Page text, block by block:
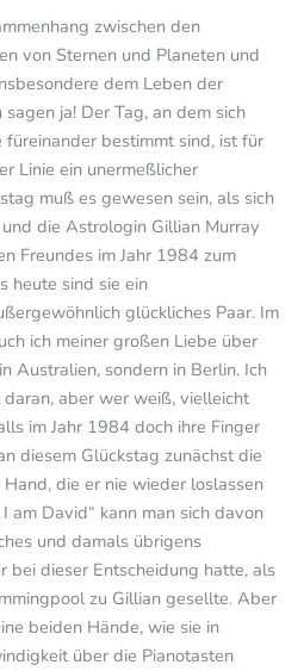
zwischen den
von Sternen und Planeten und
dem Leben der
ja! Der Tag, an dem sich
bestimmt sind, ist für
Linie ein unermeßlicher
muß es gewesen sein, als sich
die Astrologin Gillian Murray
Freundes im Jahr 1984 zum
heute sind sie ein
glückliches Paar. Im
ich meiner großen Liebe über
Australien, sondern in Berlin. Ich
aber wer weiß, vielleicht
im Jahr 1984 doch ihre Finger
diesem Glückstag zunächst die
die er nie wieder loslassen
am David“ kann man sich davon
und damals übrigens
bei dieser Entscheidung hatte, als
zu Gillian gesellte. Aber
beiden Hände, wie sie in
über die Pianotasten